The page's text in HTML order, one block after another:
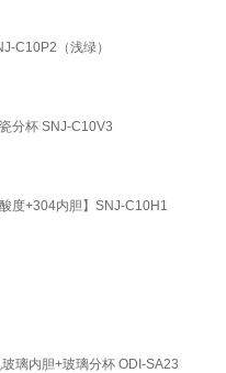
C10P2（浅绿）
分杯 SNJ-C10V3
度+304内胆】SNJ-C10H1
璃内胆+玻璃分杯 ODI-SA23